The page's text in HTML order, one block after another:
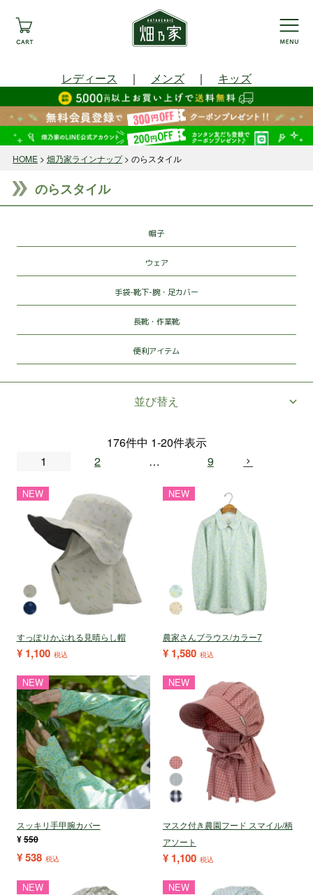
レディース ｜ メンズ ｜ キッズ
HOME 畑乃家ラインナップ のらスタイル
のらスタイル
帽子
ウェア
手袋-靴下-腕・足カバー
長靴・作業靴
便利アイテム
並び替え
176件中 1-20件表示
1
2 … 9
NEW
すっぽりかぶれる見晴らし帽
¥ 1,100 税込
NEW
農家さんブラウス/カラー7
¥ 1,580 税込
NEW
スッキリ手甲腕カバー
¥550
¥538 税込
NEW
マスク付き農園フード スマイル/柄
アソート
¥ 1,100 税込
NEW NEW